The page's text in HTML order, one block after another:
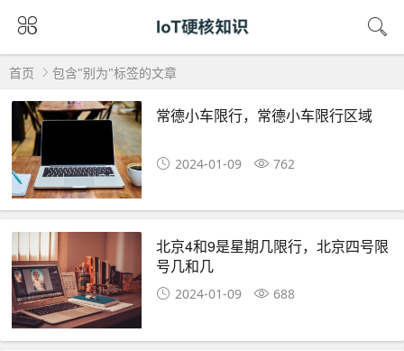
首页 包含"别为"标签的文章
常德小车限行，常德小车限行区域
2024-01-09 762
北京4和9是星期几限行，北京四号限
号几和几
2024-01-09 688